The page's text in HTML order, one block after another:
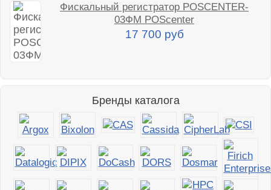
Фискальный регистратор POSCENTER-
03ФМ POScenter
17 700 руб
Бренды каталога